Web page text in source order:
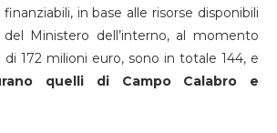
in base alle risorse disponibili
Ministero dell’interno, al momento
172 milioni euro, sono in totale 144, e
quelli di Campo Calabro e